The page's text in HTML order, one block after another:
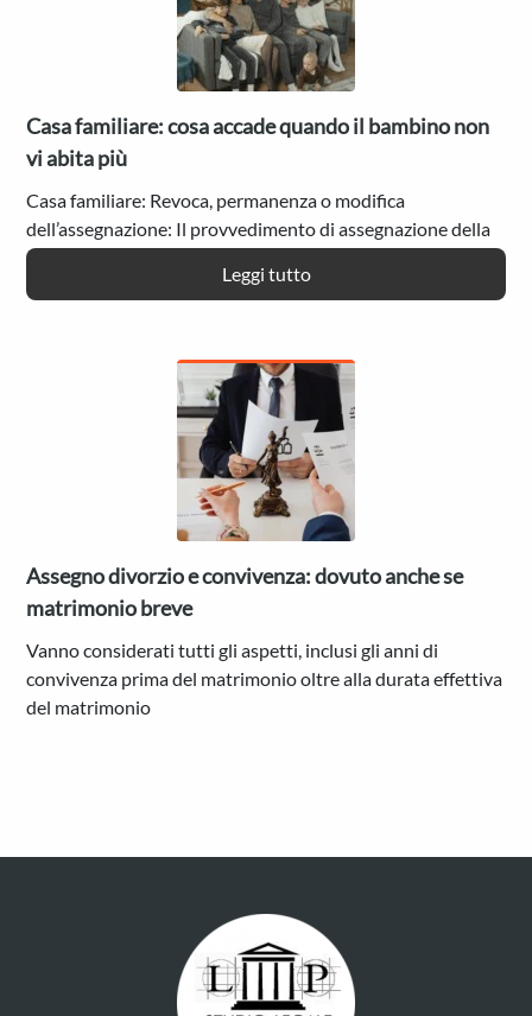
Casa familiare: cosa accade quando il bambino non
vi abita più
Casa familiare: Revoca, permanenza o modifica
dell’assegnazione: Il provvedimento di assegnazione della
casa familiare deve essere revocato in ogni caso in cui essa
Leggi tutto:
Casa
cosa
accade
quando
il
bambino
non
vi
più
Assegno divorzio e convivenza: dovuto anche se
matrimonio breve
Vanno considerati tutti gli aspetti, inclusi gli anni di
convivenza prima del matrimonio oltre alla durata effettiva
del matrimonio